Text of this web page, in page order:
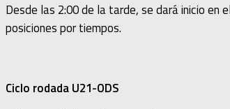
Desde las 2:00 de la tarde, se dará inicio en
posiciones por tiempos.
Ciclo rodada U21-ODS